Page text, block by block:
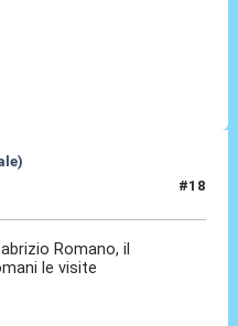
#18
Romano, il
le visite